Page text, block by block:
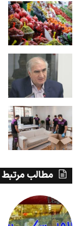
مطالب مرتبط